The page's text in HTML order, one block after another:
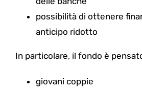
possibilità di ottenere
anticipo ridotto
In particolare, il fondo è
giovani coppie